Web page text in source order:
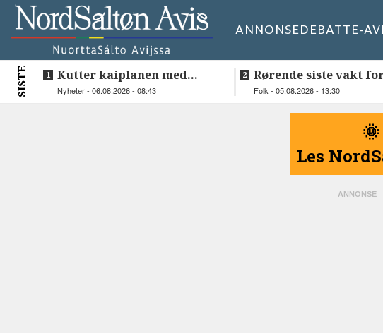
ANNONSEDEBATTE-
SISTE
Kutter kaiplanen med
flere hundre millioner
Nyheter - 06.08.2026 - 08:43
Rørende siste vakt
Inge på Helnessund-
Folk - 05.08.2026 - 13:30
Les